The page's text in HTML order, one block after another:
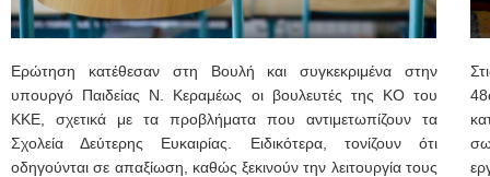
Ερώτηση κατέθεσαν στη Βουλή και συγκεκριμένα στην
υπουργό Παιδείας Ν. Κεραμέως οι βουλευτές της ΚΟ του
ΚΚΕ, σχετικά με τα προβλήματα που αντιμετωπίζουν τα
Σχολεία Δεύτερης Ευκαιρίας. Ειδικότερα, τονίζουν ότι
οδηγούνται σε απαξίωση, καθώς ξεκινούν την λειτουργία τους